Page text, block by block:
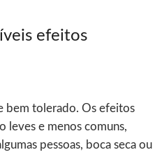
efeitos
bem tolerado. Os efeitos
leves e menos comuns,
pessoas, boca seca ou